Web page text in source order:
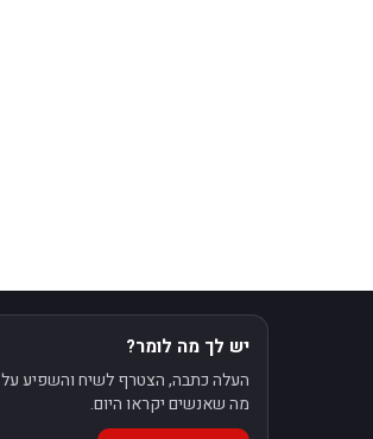
יש לך מה לומר?
העלה כתבה, הצטרף לשיח והשפיע על
מה שאנשים יקראו היום.